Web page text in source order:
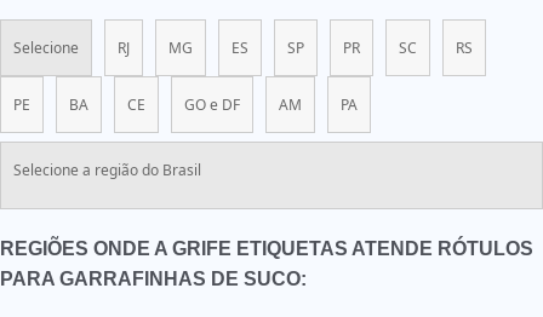
Selecione RJ MG ES SP PR SC RS
PE BA CE GO e DF AM PA
Selecione a região do Brasil
REGIÕES ONDE A GRIFE ETIQUETAS ATENDE RÓTULOS
PARA GARRAFINHAS DE SUCO: